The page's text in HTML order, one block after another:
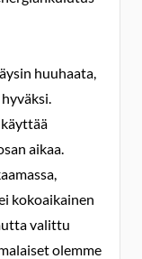
huuhaata,
aikaa.
kokoaikainen
valittu
olemme